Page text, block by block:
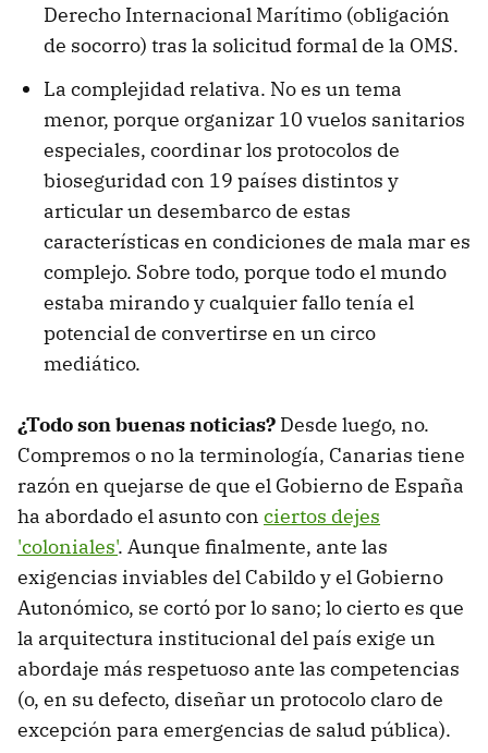
Derecho Internacional Marítimo (obligación
de socorro) tras la solicitud formal de la OMS.
La complejidad relativa. No es un tema
menor, porque organizar 10 vuelos sanitarios
especiales, coordinar los protocolos de
bioseguridad con 19 países distintos y
articular un desembarco de estas
características en condiciones de mala mar es
complejo. Sobre todo, porque todo el mundo
estaba mirando y cualquier fallo tenía el
potencial de convertirse en un circo
mediático.
¿Todo son buenas noticias? Desde luego, no.
Compremos o no la terminología, Canarias tiene
razón en quejarse de que el Gobierno de España
ha abordado el asunto con ciertos dejes
'coloniales'. Aunque finalmente, ante las
exigencias inviables del Cabildo y el Gobierno
Autonómico, se cortó por lo sano; lo cierto es que
la arquitectura institucional del país exige un
abordaje más respetuoso ante las competencias
(o, en su defecto, diseñar un protocolo claro de
excepción para emergencias de salud pública).